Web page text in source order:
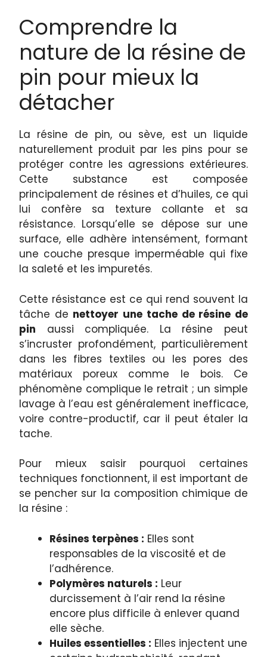
Comprendre la
nature de la résine de
pin pour mieux la
détacher
La résine de pin, ou sève, est un liquide
naturellement produit par les pins pour se
protéger contre les agressions extérieures.
Cette substance est composée
principalement de résines et d’huiles, ce qui
lui confère sa texture collante et sa
résistance. Lorsqu’elle se dépose sur une
surface, elle adhère intensément, formant
une couche presque imperméable qui fixe
la saleté et les impuretés.
Cette résistance est ce qui rend souvent la
tâche de nettoyer une tache de résine de
pin aussi compliquée. La résine peut
s’incruster profondément, particulièrement
dans les fibres textiles ou les pores des
matériaux poreux comme le bois. Ce
phénomène complique le retrait ; un simple
lavage à l’eau est généralement inefficace,
voire contre-productif, car il peut étaler la
tache.
Pour mieux saisir pourquoi certaines
techniques fonctionnent, il est important de
se pencher sur la composition chimique de
la résine :
Résines terpènes : Elles sont
responsables de la viscosité et de
l’adhérence.
Polymères naturels : Leur
durcissement à l’air rend la résine
encore plus difficile à enlever quand
elle sèche.
Huiles essentielles : Elles injectent une